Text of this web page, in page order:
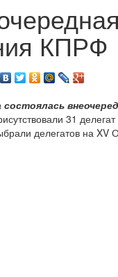
КПРФ
состоялась
31
делегатов на XV